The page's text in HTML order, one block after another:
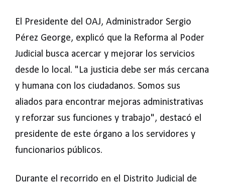
El Presidente del OAJ, Administrador Sergio
Pérez George, explicó que la Reforma al Poder
Judicial busca acercar y mejorar los servicios
desde lo local. "La justicia debe ser más cercana
y humana con los ciudadanos. Somos sus
aliados para encontrar mejoras administrativas
y reforzar sus funciones y trabajo", destacó el
presidente de este órgano a los servidores y
funcionarios públicos.
Durante el recorrido en el Distrito Judicial de